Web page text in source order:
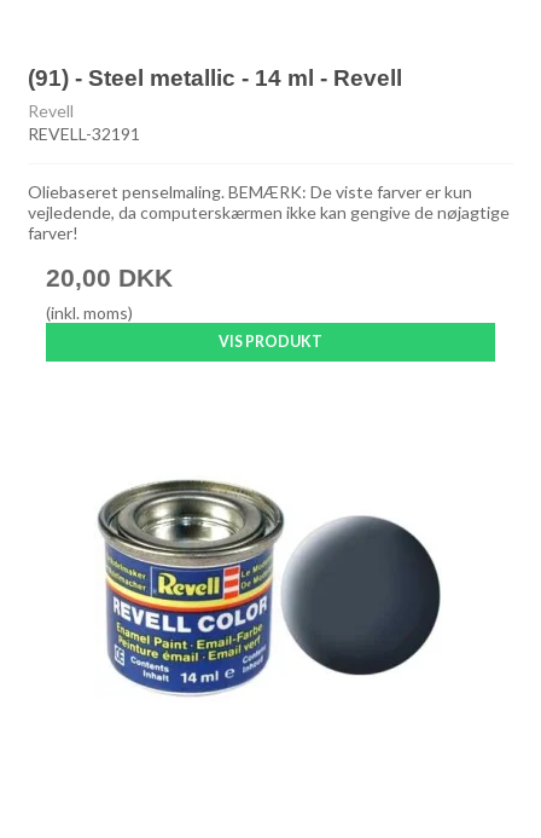
(91) - Steel metallic - 14 ml - Revell
Revell
REVELL-32191
Oliebaseret penselmaling. BEMÆRK: De viste farver er kun
vejledende, da computerskærmen ikke kan gengive de nøjagtige
farver!
20,00 DKK
(inkl. moms)
VIS PRODUKT